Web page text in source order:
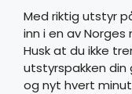
Med riktig utstyr
inn i en av
Husk at du ikke
utstyrspakken din
og nyt hvert